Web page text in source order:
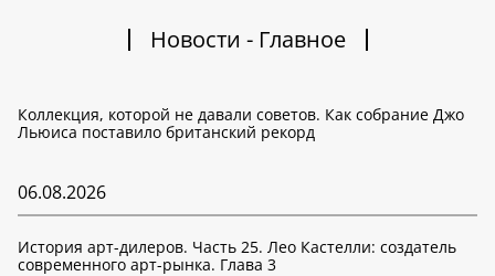
Новости - Главное
Коллекция, которой не давали советов. Как собрание Джо
Льюиса поставило британский рекорд
06.08.2026
История арт-дилеров. Часть 25. Лео Кастелли: создатель
современного арт-рынка. Глава 3